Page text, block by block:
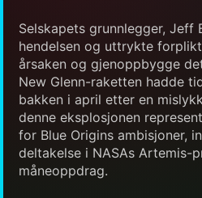
Selskapets grunnlegger, Jeff
hendelsen og uttrykte
årsaken og gjenoppbygge
New Glenn-raketten hadde
bakken i april etter en
denne eksplosjonen
for Blue Origins ambisjoner,
deltakelse i NASAs Artemis-
måneoppdrag.